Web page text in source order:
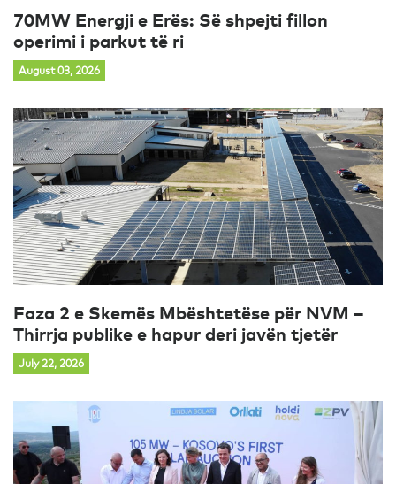
70MW Energji e Erës: Së shpejti fillon
operimi i parkut të ri
August 03, 2026
Faza 2 e Skemës Mbështetëse për NVM –
Thirrja publike e hapur deri javën tjetër
July 22, 2026